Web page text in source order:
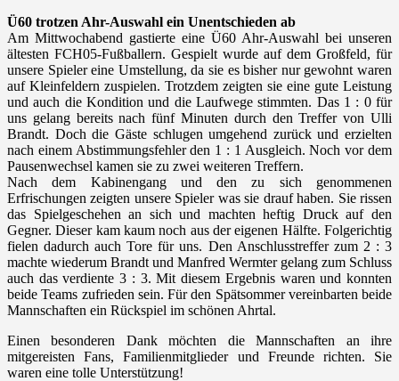
Ü60 trotzen Ahr-Auswahl ein Unentschieden ab
Am Mittwochabend gastierte eine Ü60 Ahr-Auswahl bei unseren
ältesten FCH05-Fußballern. Gespielt wurde auf dem Großfeld, für
unsere Spieler eine Umstellung, da sie es bisher nur gewohnt waren
auf Kleinfeldern zuspielen. Trotzdem zeigten sie eine gute Leistung
und auch die Kondition und die Laufwege stimmten. Das 1 : 0 für
uns gelang bereits nach fünf Minuten durch den Treffer von Ulli
Brandt. Doch die Gäste schlugen umgehend zurück und erzielten
nach einem Abstimmungsfehler den 1 : 1 Ausgleich. Noch vor dem
Pausenwechsel kamen sie zu zwei weiteren Treffern.
Nach dem Kabinengang und den zu sich genommenen
Erfrischungen zeigten unsere Spieler was sie drauf haben. Sie rissen
das Spielgeschehen an sich und machten heftig Druck auf den
Gegner. Dieser kam kaum noch aus der eigenen Hälfte. Folgerichtig
fielen dadurch auch Tore für uns. Den Anschlusstreffer zum 2 : 3
machte wiederum Brandt und Manfred Wermter gelang zum Schluss
auch das verdiente 3 : 3. Mit diesem Ergebnis waren und konnten
beide Teams zufrieden sein. Für den Spätsommer vereinbarten beide
Mannschaften ein Rückspiel im schönen Ahrtal.
Einen besonderen Dank möchten die Mannschaften an ihre
mitgereisten Fans, Familienmitglieder und Freunde richten. Sie
waren eine tolle Unterstützung!